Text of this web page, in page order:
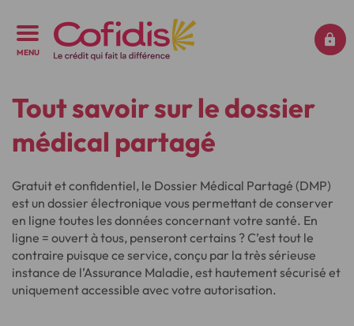
MENU
Tout savoir sur le dossier
médical partagé
Gratuit et confidentiel, le Dossier Médical Partagé (DMP)
est un dossier électronique vous permettant de conserver
en ligne toutes les données concernant votre santé. En
ligne = ouvert à tous, penseront certains ? C’est tout le
contraire puisque ce service, conçu par la très sérieuse
instance de l’Assurance Maladie, est hautement sécurisé et
uniquement accessible avec votre autorisation.